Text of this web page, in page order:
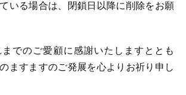
いる場合は、閉鎖日以降に削除をお願
でのご愛顧に感謝いたしますととも
ますますのご発展を心よりお祈り申し